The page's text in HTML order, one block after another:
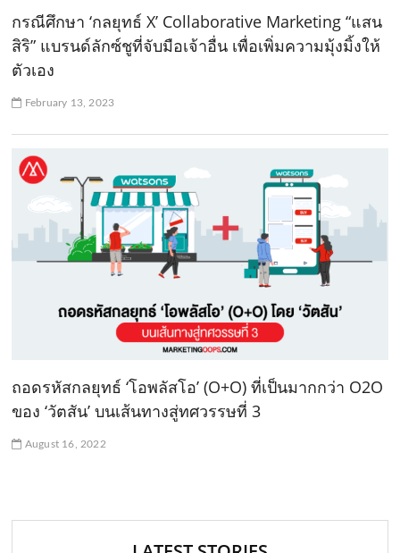
กรณีศึกษา ‘กลยุทธ์ X’ Collaborative Marketing “แสน
สิริ” แบรนด์ลักซ์ชูที่จับมือเจ้าอื่น เพื่อเพิ่มความมุ้งมิ้งให้
ตัวเอง
February 13, 2023
ถอดรหัสกลยุทธ์ ‘โอพลัสโอ’ (O+O) ที่เป็นมากกว่า O2O
ของ ‘วัตสัน’ บนเส้นทางสู่ทศวรรษที่ 3
August 16, 2022